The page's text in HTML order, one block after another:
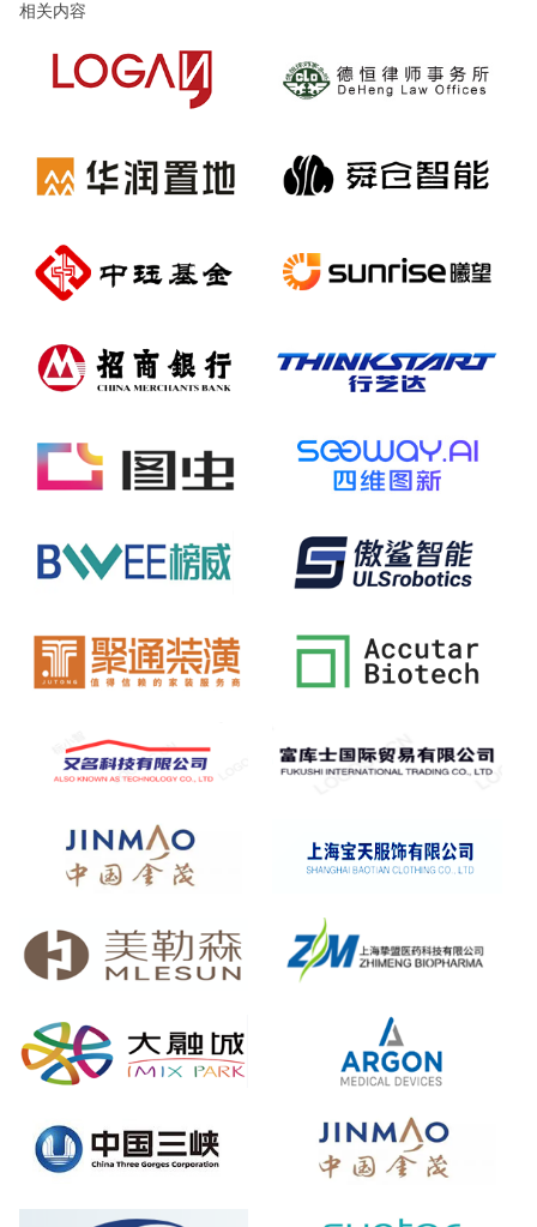
相关内容